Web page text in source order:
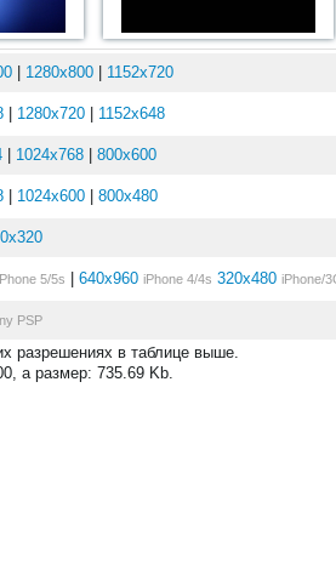
1280x800 1152x720
1280x720 1152x648
1024x768 800x600
1024x600 800x480
5/5s 640x960 iPhone 4/4s 320x480 iPhone/
PSP
разрешениях в таблице выше.
а размер: 735.69 Kb.